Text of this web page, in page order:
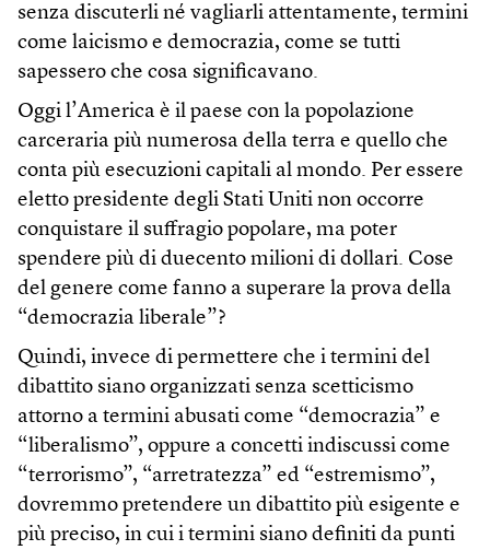
senza discuterli né vagliarli attentamente, termini
come laicismo e democrazia, come se tutti
sapessero che cosa significavano.
Oggi l’America è il paese con la popolazione
carceraria più numerosa della terra e quello che
conta più esecuzioni capitali al mondo. Per essere
eletto presidente degli Stati Uniti non occorre
conquistare il suffragio popolare, ma poter
spendere più di duecento milioni di dollari. Cose
del genere come fanno a superare la prova della
“democrazia liberale”?
Quindi, invece di permettere che i termini del
dibattito siano organizzati senza scetticismo
attorno a termini abusati come “democrazia” e
“liberalismo”, oppure a concetti indiscussi come
“terrorismo”, “arretratezza” ed “estremismo”,
dovremmo pretendere un dibattito più esigente e
più preciso, in cui i termini siano definiti da punti